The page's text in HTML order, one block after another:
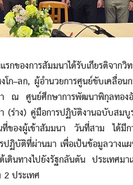
การสัมมนาได้รับเกียรติจากวิท
โก–ลก, ผู้อำนวยการศูนย์ขับเคลื่อ
ณ ศูนย์ศึกษาการพัฒนาพิกุลทอง
(ร่าง) คู่มือการปฏิบัติงานฉบับสม
ของผู้เข้าสัมมนา วันที่สาม ได้มี
ฏิบัติที่ผ่านมา เพื่อเป้นข้อมูลวาง
ดินทางไปยังรัฐกลันตัน ประเทศม
ประเทศ